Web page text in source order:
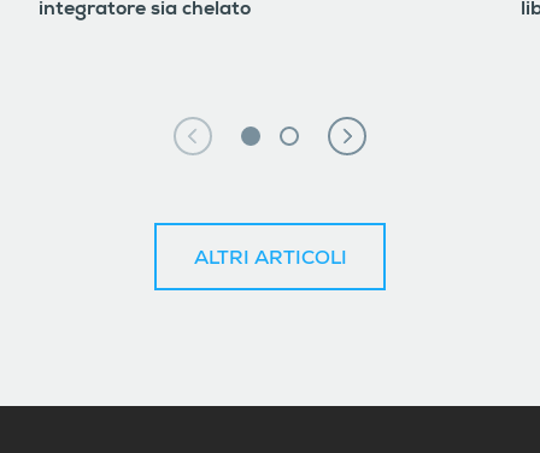
integratore sia chelato
ALTRI ARTICOLI